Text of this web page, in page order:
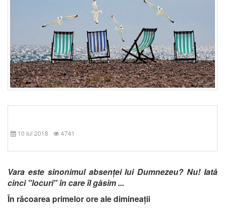
10 Iul 2018 4741
Vara este sinonimul absenței lui Dumnezeu? Nu!Iată
cinci "locuri"încare îl găsim ...
În răcoarea primelor oreale dimineații